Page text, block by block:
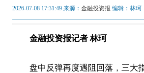
2026-07-08 17:31:49 来源：金融投资报 编辑：林
金融投资报记者 林珂
盘中反弹再度遇阻回落，三大